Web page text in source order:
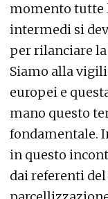
momento tutte
intermedi si
per rilanciare
Siamo alla
europei e
mano questo
fondamentale.
in questo
dai referenti